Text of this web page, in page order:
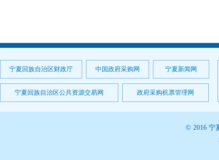
宁夏回族自治区财政厅 中国政府采购网 宁夏新闻网
宁夏回族自治区公共资源交易网 政府采购机票管理网
© 2016 宁